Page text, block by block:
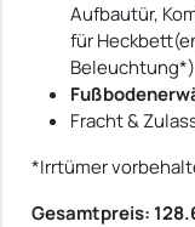
Aufbautür,
für
Beleuchtung*)
Fracht &
*Irrtümer
Gesamtpreis: